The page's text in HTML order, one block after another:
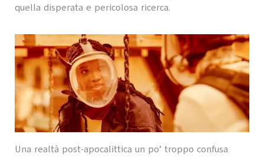
quella disperata e pericolosa ricerca.
Una realtà post-apocalittica un po’ troppo confusa